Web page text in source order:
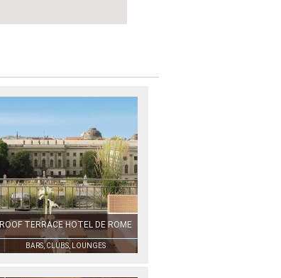
ROOF TERRACE HOTEL DE ROME
BARS, CLUBS, LOUNGES